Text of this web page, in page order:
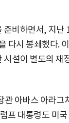
준비하면서, 지난
다시 봉쇄했다.
시설이 별도의 재
아바스 아라그
프 대통령도 미